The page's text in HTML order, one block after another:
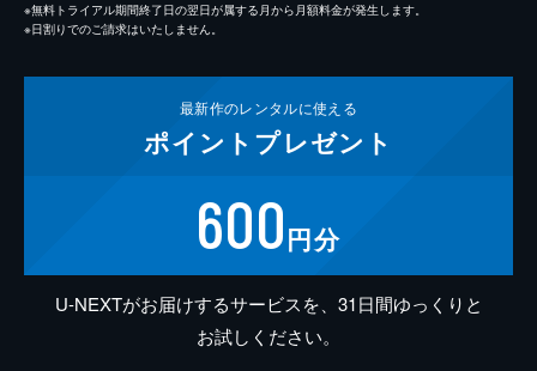
※無料トライアル期間終了日の翌日が属する月から月額料金が発生します。
※日割りでのご請求はいたしません。
最新作のレンタルに使える
ポイント プレゼント
600円分
U-NEXTがお届けするサービスを、31日間ゆっくりと
お試しください。